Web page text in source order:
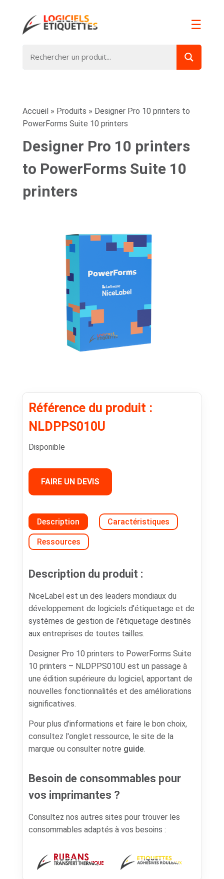
☰
Accueil » Produits » Designer Pro 10 printers to
PowerForms Suite 10 printers
Designer Pro 10 printers
to PowerForms Suite 10
printers
Référence du produit :
NLDPPS010U
Disponible
FAIRE UN DEVIS
Description Caractéristiques
Ressources
Description du produit :
NiceLabel est un des leaders mondiaux du
développement de logiciels d’étiquetage et de
systèmes de gestion de l’étiquetage destinés
aux entreprises de toutes tailles.
Designer Pro 10 printers to PowerForms Suite
10 printers – NLDPPS010U est un passage à
une édition supérieure du logiciel, apportant de
nouvelles fonctionnalités et des améliorations
significatives.
Pour plus d’informations et faire le bon choix,
consultez l'onglet ressource, le site de la
marque ou consulter notre guide.
Besoin de consommables pour
vos imprimantes ?
Consultez nos autres sites pour trouver les
consommables adaptés à vos besoins :